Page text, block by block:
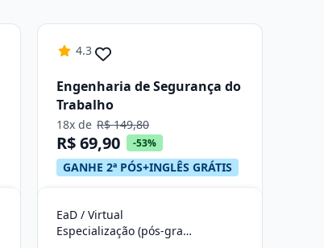
4.3
Engenharia de Segurança do
Trabalho
18x de R$ 149,80
R$ 69,90 -53%
GANHE 2ª PÓS+INGLÊS GRÁTIS
EaD / Virtual
Especialização (pós-graduação)